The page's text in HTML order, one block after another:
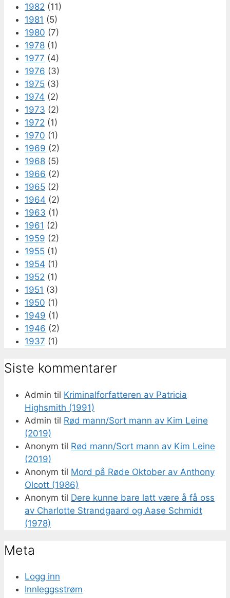
1982 (11)
1981 (5)
1980 (7)
1978 (1)
1977 (4)
1976 (3)
1975 (3)
1974 (2)
1973 (2)
1972 (1)
1970 (1)
1969 (2)
1968 (5)
1966 (2)
1965 (2)
1964 (2)
1963 (1)
1961 (2)
1959 (2)
1955 (1)
1954 (1)
1952 (1)
1951 (3)
1950 (1)
1949 (1)
1946 (2)
1937 (1)
Siste kommentarer
Admin til Kriminalforfatteren av Patricia
Highsmith (1991)
Admin til Rød mann/Sort mann av Kim Leine
(2019)
Anonym til Rød mann/Sort mann av Kim Leine
(2019)
Anonym til Mord på Røde Oktober av Anthony
Olcott (1986)
Anonym til Dere kunne bare latt være å få oss
av Charlotte Strandgaard og Aase Schmidt
(1978)
Meta
Logg inn
Innleggsstrøm